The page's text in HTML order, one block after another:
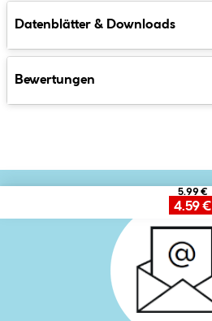
Datenblätter & Downloads
Bewertungen
5.99 €
4.59 €